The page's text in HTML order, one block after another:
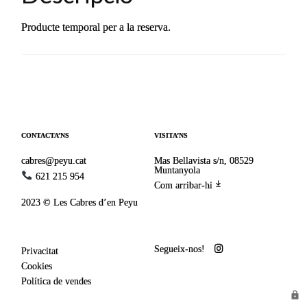
Producte temporal per a la reserva.
CONTACTA’NS
cabres@peyu.cat
621 215 954
2023 © Les Cabres d’en Peyu
VISITA’NS
Mas Bellavista s/n, 08529
Muntanyola
Com arribar-hi
Privacitat
Cookies
Política de vendes
Segueix-nos!
lock